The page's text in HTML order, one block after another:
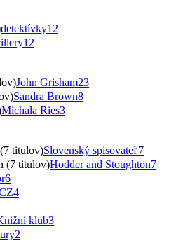
detektívky12
12
John Grisham23
Sandra Brown8
Michala Ries3
titulov)Slovenský spisovateľ7
(7 titulov)Hodder and Stoughton7
6
4
klub3
2